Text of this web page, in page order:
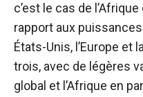
c’est le cas de
rapport aux
États-Unis, l’Europe et
trois, avec de légères
global et l’Afrique en